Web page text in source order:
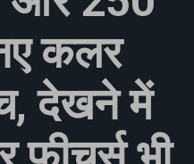
कलर
देखने में